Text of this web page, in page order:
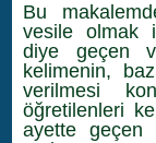
Bu
vesile olmak
diye geçen
kelimenin,
verilmesi
öğretilenleri
ayette geçen